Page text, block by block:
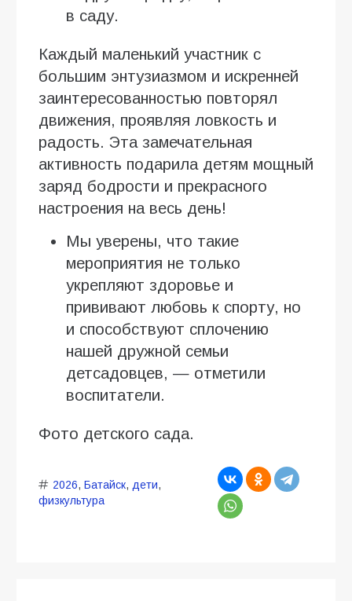
в саду.
Каждый маленький участник с
большим энтузиазмом и искренней
заинтересованностью повторял
движения, проявляя ловкость и
радость. Эта замечательная
активность подарила детям мощный
заряд бодрости и прекрасного
настроения на весь день!
Мы уверены, что такие
мероприятия не только
укрепляют здоровье и
прививают любовь к спорту, но
и способствуют сплочению
нашей дружной семьи
детсадовцев, — отметили
воспитатели.
Фото детского сада.
2026, Батайск, дети,
физкультура